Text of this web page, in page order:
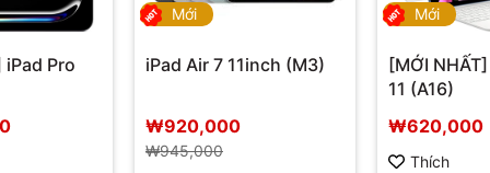
iPad Pro
Mới
iPad Air 7 11inch (M3)
₩920,000
₩945,000
Mới
[MỚI
11 (A16)
₩620,000
Thích